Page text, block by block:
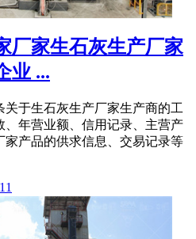
厂家生石灰生产厂家
业 ...
关于生石灰生产厂家生产商的工
、年营业额、信用记录、主营产
家产品的供求信息、交易记录等